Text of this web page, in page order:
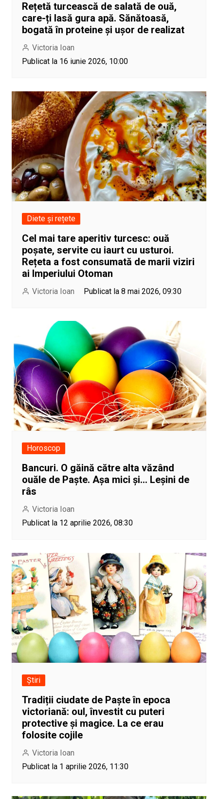
Rețetă turcească de salată de ouă,
care-ți lasă gura apă. Sănătoasă,
bogată în proteine și ușor de realizat
Victoria Ioan
Publicat la 16 iunie 2026, 10:00
Diete și rețete
Cel mai tare aperitiv turcesc: ouă
poșate, servite cu iaurt cu usturoi.
Rețeta a fost consumată de marii viziri
ai Imperiului Otoman
Victoria Ioan Publicat la 8 mai 2026, 09:30
Horoscop
Bancuri. O găină către alta văzând
ouăle de Paște. Așa mici și… Leșini de
râs
Victoria Ioan
Publicat la 12 aprilie 2026, 08:30
Știri
Tradiții ciudate de Paște în epoca
victoriană: oul, învestit cu puteri
protective și magice. La ce erau
folosite cojile
Victoria Ioan
Publicat la 1 aprilie 2026, 11:30